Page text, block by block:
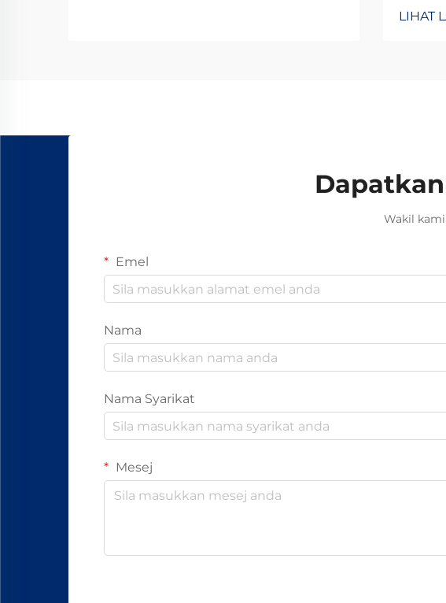
LIHAT
Wakil
Emel
Nama
Nama Syarikat
Mesej